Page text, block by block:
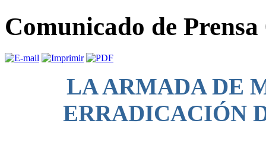
Comunicado de Prensa
LA ARMADA DE
ERRADICACIÓN